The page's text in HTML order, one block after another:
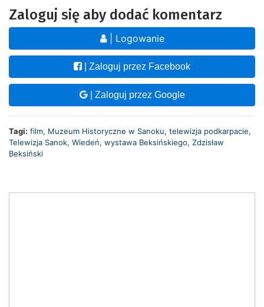
Zaloguj się aby dodać komentarz
| Logowanie
| Zaloguj przez Facebook
| Zaloguj przez Google
Tagi: film, Muzeum Historyczne w Sanoku, telewizja podkarpacie,
Telewizja Sanok, Wiedeń, wystawa Beksińskiego, Zdzisław
Beksiński